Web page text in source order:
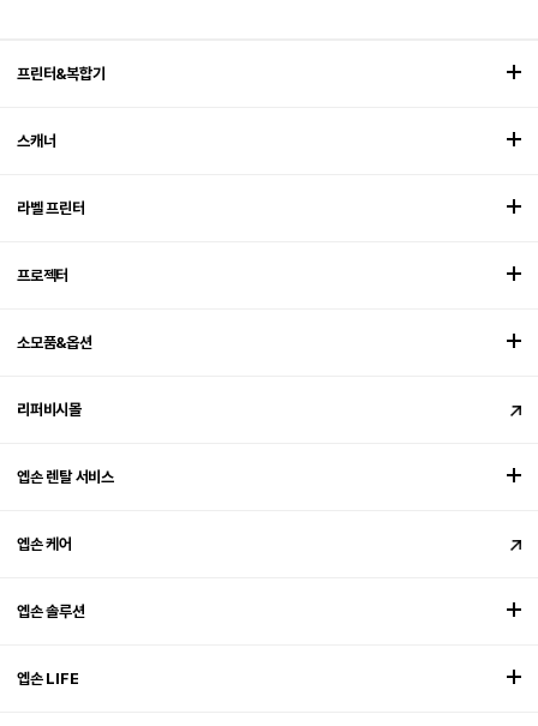
프린터&복합기
스캐너
라벨 프린터
프로젝터
소모품&옵션
리퍼비시몰
엡손 렌탈 서비스
엡손 케어
엡손 솔루션
엡손 LIFE